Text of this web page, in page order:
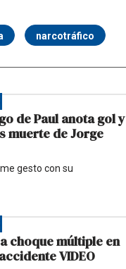
narcotráfico
de Paul anota gol y
muerte de Jorge
gesto con su
choque múltiple en
VIDEO